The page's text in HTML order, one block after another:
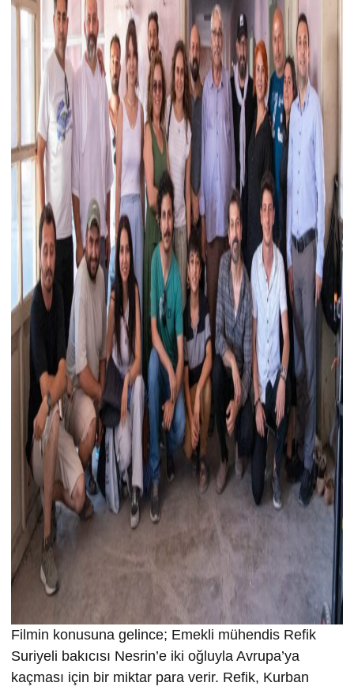
Filmin konusuna gelince; Emekli mühendis Refik
Suriyeli bakıcısı Nesrin’e iki oğluyla Avrupa’ya
kaçması için bir miktar para verir. Refik, Kurban